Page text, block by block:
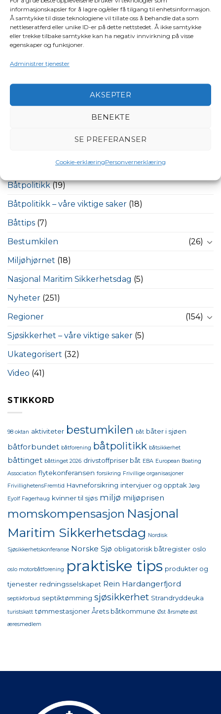
informasjonskapsler for å lagre og/eller få tilgang til enhetsinformasjon.
Å samtykke til disse teknologiene vil tillate oss å behandle data som
nettleseratferd eller unike ID-er på dette nettstedet. Å ikke samtykke
eller trekke tilbake samtykke kan ha negativ innvirkning på visse
egenskaper og funksjoner.
Administrer tjenester
AKSEPTER
BENEKTE
SE PREFERANSER
Cookie-erklæringPersonvernerklæring
Siste innlegg
Tidligere president Torleif Jørgensen gått bort
Vann og smuss i drivstofftanken er farlig
Planlegg båtturen godt – unngå den vanligste
Dette bør du sjekke på lensepumpen
Derfor bør du ha disse i båten
Båtinteresserte politikere(24)
Båtpolitikk(19)
Båtpolitikk – våre viktige saker (18)
Båttips (7)
Bestumkilen
(26)
Miljøhjørnet (18)
Nasjonal Maritim Sikkerhetsdag (5)
Nyheter (251)
Regioner
(154)
Sjøsikkerhet – våre viktige saker (5)
Ukategorisert (32)
Video (41)
STIKKORD
98 oktan aktiviteter bestumkilen båt båter i sjøen
båtforbundet båtforening båtpolitikk båtsikkerhet
båttinget båttinget 2026 drivstoffpriser båt EBA European Boating
Association flytekonferansen forsikring Frivillige organisasjoner
FrivillighetensFremtid Havneforsikring intervjuer og opptak Jørg
Eyolf Fagerhaug kvinner til sjøs miljø miljøprisen
momskompensasjon Nasjonal
Maritim Sikkerhetsdag Nordisk
Sjøsikkerhetskonferanse Norske Sjø obligatorisk båtregister oslo
oslo motorbåtforening praktiske tips produkter og
tjenester redningsselskapet Rein Hardangerfjord
septikforbud septiktømming sjøsikkerhet Strandryddeuka
turistskatt tømmestasjoner Årets båtkommune Øst årsmøte øst
æresmedlem